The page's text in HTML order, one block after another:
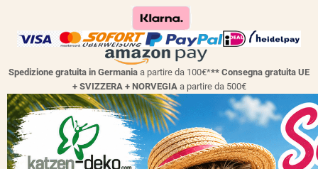
Spedizione gratuita in Germania a partire da 100€*** Consegna gratuita UE
+ SVIZZERA + NORVEGIAa partire da 500€